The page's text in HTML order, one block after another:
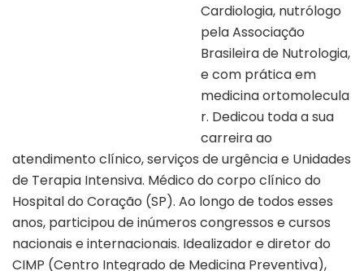
Cardiologia, nutrólogo
pela Associação
Brasileira de Nutrologia,
e com prática em
medicina ortomolecula
r. Dedicou toda a sua
carreira ao
atendimento clínico, serviços de urgência e Unidades
de Terapia Intensiva. Médico do corpo clínico do
Hospital do Coração (SP). Ao longo de todos esses
anos, participou de inúmeros congressos e cursos
nacionais e internacionais. Idealizador e diretor do
CIMP (Centro Integrado de Medicina Preventiva),